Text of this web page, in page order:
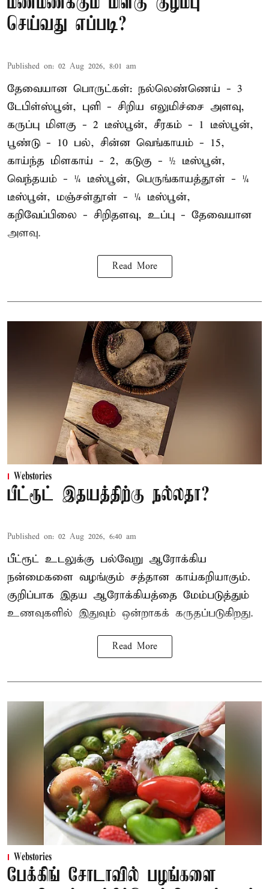
செய்வது எப்படி?
Published on: 02 Aug 2026, 8:01 am
தேவையான பொருட்கள்: நல்லெண்ணெய் - 3
டேபிள்ஸ்பூன், புளி - சிறிய எலுமிச்சை அளவு,
கருப்பு மிளகு - 2 டீஸ்பூன், சீரகம் - 1 டீஸ்பூன்,
பூண்டு - 10 பல், சின்ன வெங்காயம் - 15,
காய்ந்த மிளகாய் - 2, கடுகு - ½ டீஸ்பூன்,
வெந்தயம் - ¼ டீஸ்பூன், பெருங்காயத்தூள் - ¼
டீஸ்பூன், மஞ்சள்தூள் - ¼ டீஸ்பூன்,
கறிவேப்பிலை - சிறிதளவு, உப்பு - தேவையான
அளவு.
Read More
Webstories
பீட்ரூட் இதயத்திற்கு நல்லதா?
Published on: 02 Aug 2026, 6:40 am
பீட்ரூட் உடலுக்கு பல்வேறு ஆரோக்கிய
நன்மைகளை வழங்கும் சத்தான காய்கறியாகும்.
குறிப்பாக இதய ஆரோக்கியத்தை மேம்படுத்தும்
உணவுகளில் இதுவும் ஒன்றாகக் கருதப்படுகிறது.
Read More
Webstories
பேக்கிங் சோடாவில் பழங்களை